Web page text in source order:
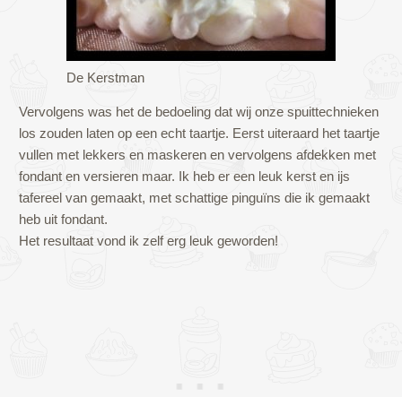
De Kerstman
Vervolgens was het de bedoeling dat wij onze spuittechnieken
los zouden laten op een echt taartje. Eerst uiteraard het taartje
vullen met lekkers en maskeren en vervolgens afdekken met
fondant en versieren maar. Ik heb er een leuk kerst en ijs
tafereel van gemaakt, met schattige pinguïns die ik gemaakt
heb uit fondant.
Het resultaat vond ik zelf erg leuk geworden!